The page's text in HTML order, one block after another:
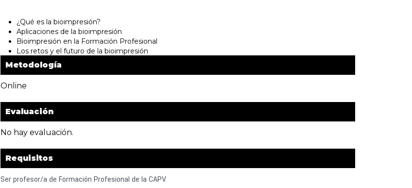
¿Qué es la bioimpresión?
Aplicaciones de la bioimpresión
Bioimpresión en la Formación Profesional
Los retos y el futuro de la bioimpresión
Metodología
Online
Evaluación
No hay evaluación.
Requisitos
Ser profesor/a de Formación Profesional de la CAPV.